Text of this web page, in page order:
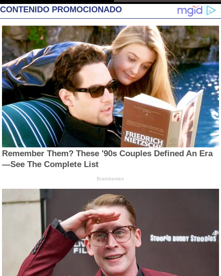
CONTENIDO PROMOCIONADO
Remember Them? These '90s Couples Defined An Era
—See The Complete List
Brainberries